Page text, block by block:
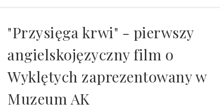
"Przysięga krwi" - pierwszy
angielskojęzyczny film o
Wyklętych zaprezentowany w
Muzeum AK